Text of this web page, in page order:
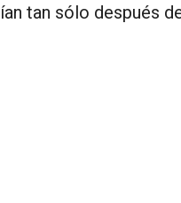
tan sólo después